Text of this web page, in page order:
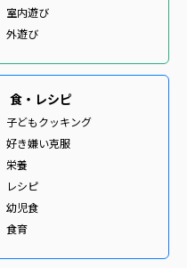
室内遊び
外遊び
食・レシピ
子どもクッキング
好き嫌い克服
栄養
レシピ
幼児食
食育